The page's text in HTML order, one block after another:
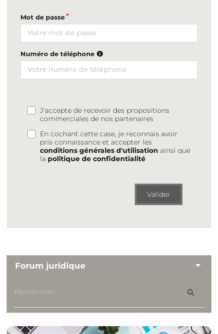
Mot de passe
Numéro de téléphone
J'accepte de recevoir des propositions
commerciales de nos partenaires
En cochant cette case, je reconnais avoir
pris connaissance et accepter les
conditions générales d'utilisation ainsi que
la politique de confidentialité
Valider
Forum juridique